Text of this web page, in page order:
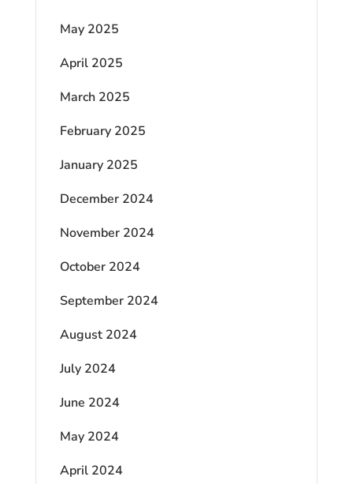
May 2025
April 2025
March 2025
February 2025
January 2025
December 2024
November 2024
October 2024
September 2024
August 2024
July 2024
June 2024
May 2024
April 2024